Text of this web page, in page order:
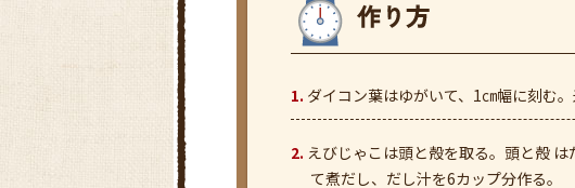
ダイコン葉はゆがいて、1㎝幅に刻む
えびじゃこは頭と殻を取る。頭と殻
て煮だし、だし汁を6カップ分作る。